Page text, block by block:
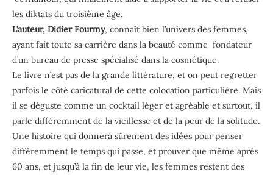
les diktats du troisième âge.
L’auteur, Didier Fourmy, connaît bien l’univers des femmes,
ayant fait toute sa carrière dans la beauté comme fondateur
d’un bureau de presse spécialisé dans la cosmétique.
Le livre n’est pas de la grande littérature, et on peut regretter
parfois le côté caricatural de cette colocation particulière. Mais
il se déguste comme un cocktail léger et agréable et surtout, il
parle différemment de la vieillesse et de la peur de la solitude.
Une histoire qui donnera sûrement des idées pour penser
différemment le temps qui passe, et prouver que même après
60 ans, et jusqu’à la fin de leur vie, les femmes restent des